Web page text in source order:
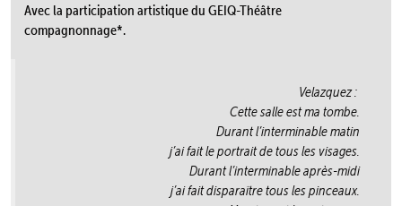
Avec la participation artistique du GEIQ-Théâtre
compagnonnage*.
Velazquez :
Cette salle est ma tombe.
Durant l’interminable matin
j’ai fait le portrait de tous les visages.
Durant l’interminable après-midi
j’ai fait disparaître tous les pinceaux.